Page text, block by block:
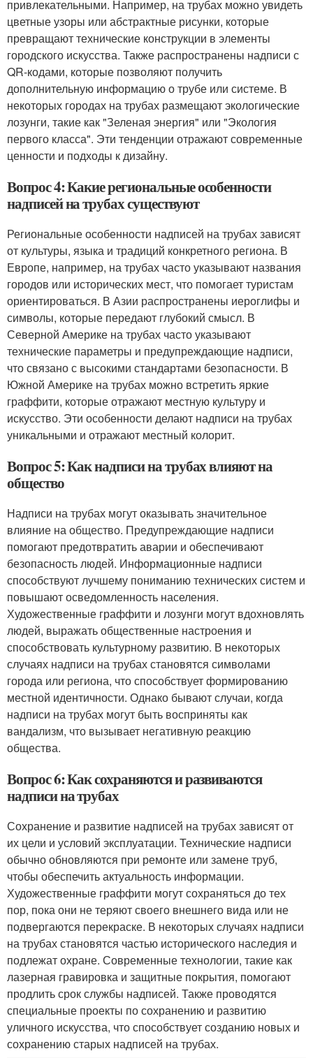
привлекательными. Например, на трубах можно увидеть
цветные узоры или абстрактные рисунки, которые
превращают технические конструкции в элементы
городского искусства. Также распространены надписи с
QR-кодами, которые позволяют получить
дополнительную информацию о трубе или системе. В
некоторых городах на трубах размещают экологические
лозунги, такие как "Зеленая энергия" или "Экология
первого класса". Эти тенденции отражают современные
ценности и подходы к дизайну.
Вопрос 4: Какие региональные особенности
надписей на трубах существуют
Региональные особенности надписей на трубах зависят
от культуры, языка и традиций конкретного региона. В
Европе, например, на трубах часто указывают названия
городов или исторических мест, что помогает туристам
ориентироваться. В Азии распространены иероглифы и
символы, которые передают глубокий смысл. В
Северной Америке на трубах часто указывают
технические параметры и предупреждающие надписи,
что связано с высокими стандартами безопасности. В
Южной Америке на трубах можно встретить яркие
граффити, которые отражают местную культуру и
искусство. Эти особенности делают надписи на трубах
уникальными и отражают местный колорит.
Вопрос 5: Как надписи на трубах влияют на
общество
Надписи на трубах могут оказывать значительное
влияние на общество. Предупреждающие надписи
помогают предотвратить аварии и обеспечивают
безопасность людей. Информационные надписи
способствуют лучшему пониманию технических систем и
повышают осведомленность населения.
Художественные граффити и лозунги могут вдохновлять
людей, выражать общественные настроения и
способствовать культурному развитию. В некоторых
случаях надписи на трубах становятся символами
города или региона, что способствует формированию
местной идентичности. Однако бывают случаи, когда
надписи на трубах могут быть восприняты как
вандализм, что вызывает негативную реакцию
общества.
Вопрос 6: Как сохраняются и развиваются
надписи на трубах
Сохранение и развитие надписей на трубах зависят от
их цели и условий эксплуатации. Технические надписи
обычно обновляются при ремонте или замене труб,
чтобы обеспечить актуальность информации.
Художественные граффити могут сохраняться до тех
пор, пока они не теряют своего внешнего вида или не
подвергаются перекраске. В некоторых случаях надписи
на трубах становятся частью исторического наследия и
подлежат охране. Современные технологии, такие как
лазерная гравировка и защитные покрытия, помогают
продлить срок службы надписей. Также проводятся
специальные проекты по сохранению и развитию
уличного искусства, что способствует созданию новых и
сохранению старых надписей на трубах.